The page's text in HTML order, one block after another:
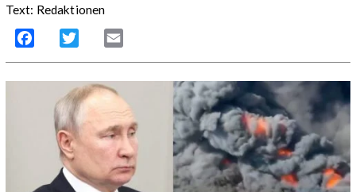
Text: Redaktionen
Facebook Twitter